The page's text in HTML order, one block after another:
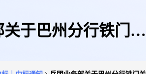
于巴州分行铁门关